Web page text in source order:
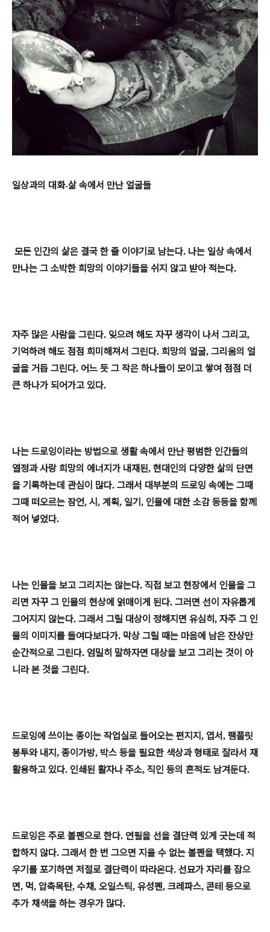
일상과의 대화-삶 속에서 만난 얼굴들
모든 인간의 삶은 결국 한 줄 이야기로 남는다. 나는 일상 속에서
만나는 그 소박한 희망의 이야기들을 쉬지 않고 받아 적는다.
자주 많은 사람을 그린다. 잊으려 해도 자꾸 생각이 나서 그리고,
기억하려 해도 점점 희미해져서 그린다. 희망의 얼굴, 그리움의 얼
굴을 거듭 그린다. 어느 듯 그 작은 하나들이 모이고 쌓여 점점 더
큰 하나가 되어가고 있다.
나는 드로잉이라는 방법으로 생활 속에서 만난 평범한 인간들의
열정과 사랑 희망의 에너지가 내재된, 현대인의 다양한 삶의 단면
을 기록하는데 관심이 많다. 그래서 대부분의 드로잉 속에는 그때
그때 떠오르는 잠언, 시 , 계획, 일기 , 인물에 대한 소감 등등을 함께
적어 넣었다.
나는 인물을 보고 그리지는 않는다. 직접 보고 현장에서 인물을 그
리면 자꾸 그 인물의 현상에 얽매이게 된다. 그러면 선이 자유롭게
그어지지 않는다. 그래서 그릴 대상이 정해지면 유심히, 자주 그 인
물의 이미지를 들여다보다가. 막상 그릴 때는 마음에 남은 잔상만
순간적으로 그린다. 엄밀히 말하자면 대상을 보고 그리는 것이 아
니라 본 것을 그린다.
드로잉에 쓰이는 종이는 작업실로 들어오는 편지지 , 엽서, 팸플릿
봉투와 내지 , 종이가방, 박스 등을 필요한 색상과 형태로 잘라서 재
활용하고 있다. 인쇄된 활자나 주소, 직인 등의 흔적도 남겨둔다.
드로잉은 주로 볼펜으로 한다. 연필을 선을 결단력 있게 긋는데 적
합하지 않다. 그래서 한 번 그으면 지울 수 없는 볼펜을 택했다. 지
우기를 포기하면 저절로 결단력이 따라온다. 선묘가 자리를 잡으
면, 먹, 압축목탄, 수채, 오일스틱, 유성펜, 크레파스, 콘테 등으로
추가 채색을 하는 경우가 많다.